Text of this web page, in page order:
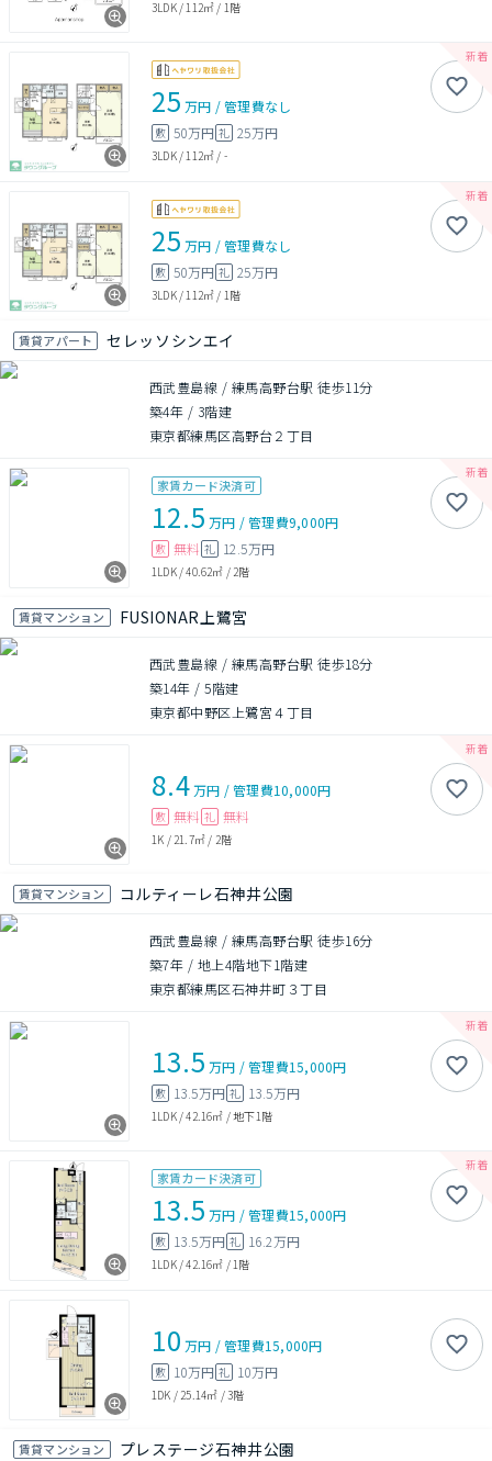
3LDK/ 112㎡ / 1階
25 万円 /管理費なし
敷 50万円 礼 25万円
3LDK/112㎡ / -
25 万円 /管理費なし
敷 50万円 礼 25万円
3LDK/112㎡ / 1階
賃貸アパート セレッソシンエイ
西武豊島線 / 練馬高野台駅 徒歩11分
築4年 / 3階建
東京都練馬区高野台２丁目
家賃カード決済可
12.5 万円 /管理費9,000円
敷 無料 礼 12.5万円
1LDK/40.62㎡ /2階
賃貸マンション FUSIONAR上鷺宮
西武豊島線 / 練馬高野台駅 徒歩18分
築14年 /5階建
東京都中野区上鷺宮４丁目
8.4万円 /管理費10,000円
敷 無料 礼 無料
1K / 21.7㎡ / 2階
賃貸マンション コルティーレ石神井公園
西武豊島線 / 練馬高野台駅 徒歩16分
築7年 / 地上4階地下1階建
東京都練馬区石神井町３丁目
13.5 万円 /管理費15,000円
敷 13.5万円 礼 13.5万円
1LDK/42.16㎡ /地下1階
家賃カード決済可
13.5 万円 /管理費15,000円
敷 13.5万円 礼 16.2万円
1LDK/42.16㎡ /1階
10 万円 /管理費15,000円
敷 10万円 礼 10万円
1DK / 25.14㎡ /3階
賃貸マンション プレステージ石神井公園